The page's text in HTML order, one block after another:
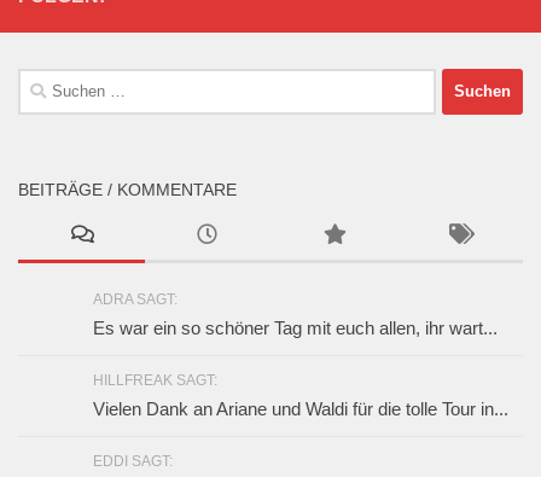
Suchen
nach:
BEITRÄGE / KOMMENTARE
ADRA SAGT:
Es war ein so schöner Tag mit euch allen, ihr wart...
HILLFREAK SAGT:
Vielen Dank an Ariane und Waldi für die tolle Tour in...
EDDI SAGT: